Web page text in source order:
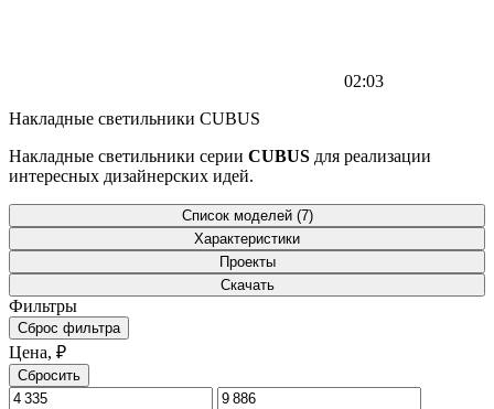
02:03
Накладные светильники CUBUS
Накладные светильники серии CUBUS для реализации
интересных дизайнерских идей.
Список моделей (7)
Характеристики
Проекты
Скачать
Фильтры
Сброс фильтра
Цена, ₽
Сбросить